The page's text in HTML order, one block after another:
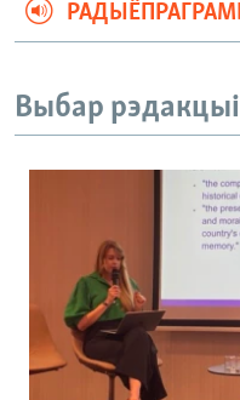
Выбар рэдакцыі